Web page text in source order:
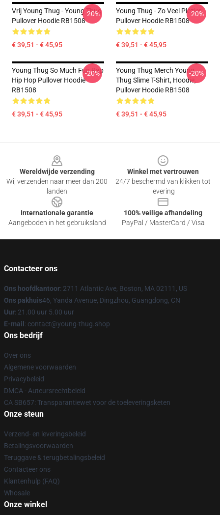
Vrij Young Thug - Young Thug
Pullover Hoodie RB1508
€ 39,51 - € 45,95
-20%
Young Thug - Zo Veel Plezier
Pullover Hoodie RB1508
€ 39,51 - € 45,95
-20%
Young Thug So Much Fun Rap
Hip Hop Pullover Hoodie
RB1508
€ 39,51 - € 45,95
-20%
Young Thug Merch Young
Thug Slime T-Shirt, Hoodie,
Pullover Hoodie RB1508
€ 39,51 - € 45,95
-20%
Wereldwijde verzending
Wij verzenden naar meer dan 200
landen
Winkel met vertrouwen
24/7 beschermd van klikken tot
levering
Internationale garantie
Aangeboden in het gebruiksland
100% veilige afhandeling
PayPal / MasterCard / Visa
Contacteer ons
Ons hoofdkantoor: 2711 Atlantic Ave, Boston, MA 02111, US
Ons pakhuis46, Yanda Avenue, Dingzhou, Guangdong, CN
Uur: 21.00 uur 5.00 uur
E-mail : contact@young-thug.shop
Ons bedrijf
Over ons
Algemene voorwaarden
Privacybeleid
DMCA - Auteursrechtbeleid
CA SB657: Transparantiewet voor de toeleveringsketen
Onze steun
Verzend- en leveringsbeleid
Betalingsvoorwaarden
Teruggave & terugbetalingsbeleid
Contacteer ons
Klantenhulp (FAQ)
Whosale
Onze winkel